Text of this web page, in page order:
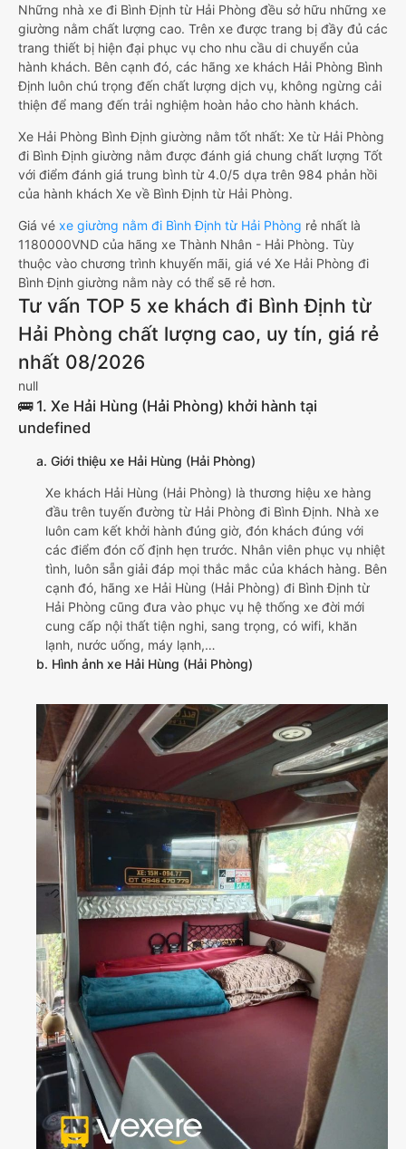
Những nhà xe đi Bình Định từ Hải Phòng đều sở hữu những xe
giường nằm chất lượng cao. Trên xe được trang bị đầy đủ các
trang thiết bị hiện đại phục vụ cho nhu cầu di chuyển của
hành khách. Bên cạnh đó, các hãng xe khách Hải Phòng Bình
Định luôn chú trọng đến chất lượng dịch vụ, không ngừng cải
thiện để mang đến trải nghiệm hoàn hảo cho hành khách.
Xe Hải Phòng Bình Định giường nằm tốt nhất: Xe từ Hải Phòng
đi Bình Định giường nằm được đánh giá chung chất lượng Tốt
với điểm đánh giá trung bình từ 4.0/5 dựa trên 984 phản hồi
của hành khách Xe về Bình Định từ Hải Phòng.
Giá vé xe giường nằm đi Bình Định từ Hải Phòng rẻ nhất là
1180000VND của hãng xe Thành Nhân - Hải Phòng. Tùy
thuộc vào chương trình khuyến mãi, giá vé Xe Hải Phòng đi
Bình Định giường nằm này có thể sẽ rẻ hơn.
Tư vấn TOP 5 xe khách đi Bình Định từ
Hải Phòng chất lượng cao, uy tín, giá rẻ
nhất 08/2026
null
🚌 1. Xe Hải Hùng (Hải Phòng) khởi hành tại
undefined
a. Giới thiệu xe Hải Hùng (Hải Phòng)
Xe khách Hải Hùng (Hải Phòng) là thương hiệu xe hàng
đầu trên tuyến đường từ Hải Phòng đi Bình Định. Nhà xe
luôn cam kết khởi hành đúng giờ, đón khách đúng với
các điểm đón cố định hẹn trước. Nhân viên phục vụ nhiệt
tình, luôn sẵn giải đáp mọi thắc mắc của khách hàng. Bên
cạnh đó, hãng xe Hải Hùng (Hải Phòng) đi Bình Định từ
Hải Phòng cũng đưa vào phục vụ hệ thống xe đời mới
cung cấp nội thất tiện nghi, sang trọng, có wifi, khăn
lạnh, nước uống, máy lạnh,…
b. Hình ảnh xe Hải Hùng (Hải Phòng)